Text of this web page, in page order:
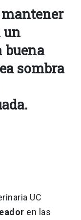
mantener
un
buena
sombra
UC
en las